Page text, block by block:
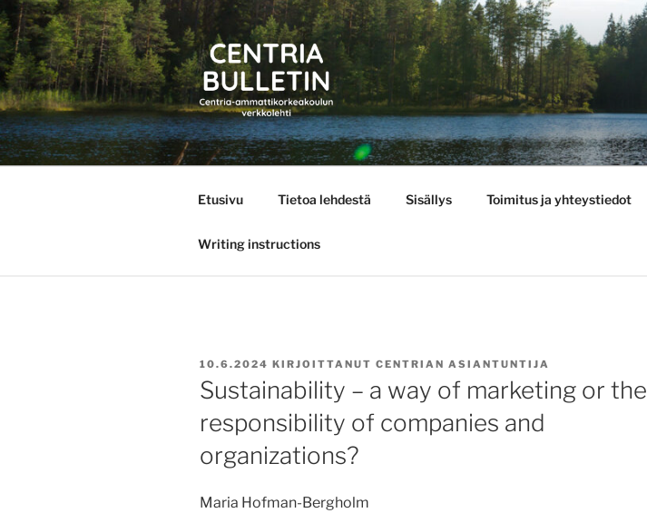
Siirry
sisältöön
CENTRIA BULLETIN
Etusivu Tietoa lehdestä Sisällys Toimitus ja yhteystiedot
Writing instructions
JULKAISTU
10.6.2024 KIRJOITTANUT CENTRIAN ASIANTUNTIJA
Sustainability – a way of marketing or the
responsibility of companies and
organizations?
Maria Hofman-Bergholm